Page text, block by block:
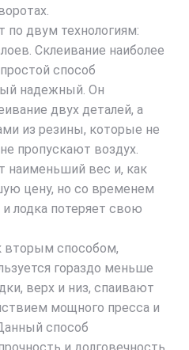
по двум технологиям:
Склеивание наиболее
способ
надежный. Он
двух деталей, а
из резины, которые не
пропускают воздух.
вес и, как
цену, но со временем
лодка потеряет свою
вторым способом,
гораздо меньше
верх и низ, спаивают
мощного пресса и
способ